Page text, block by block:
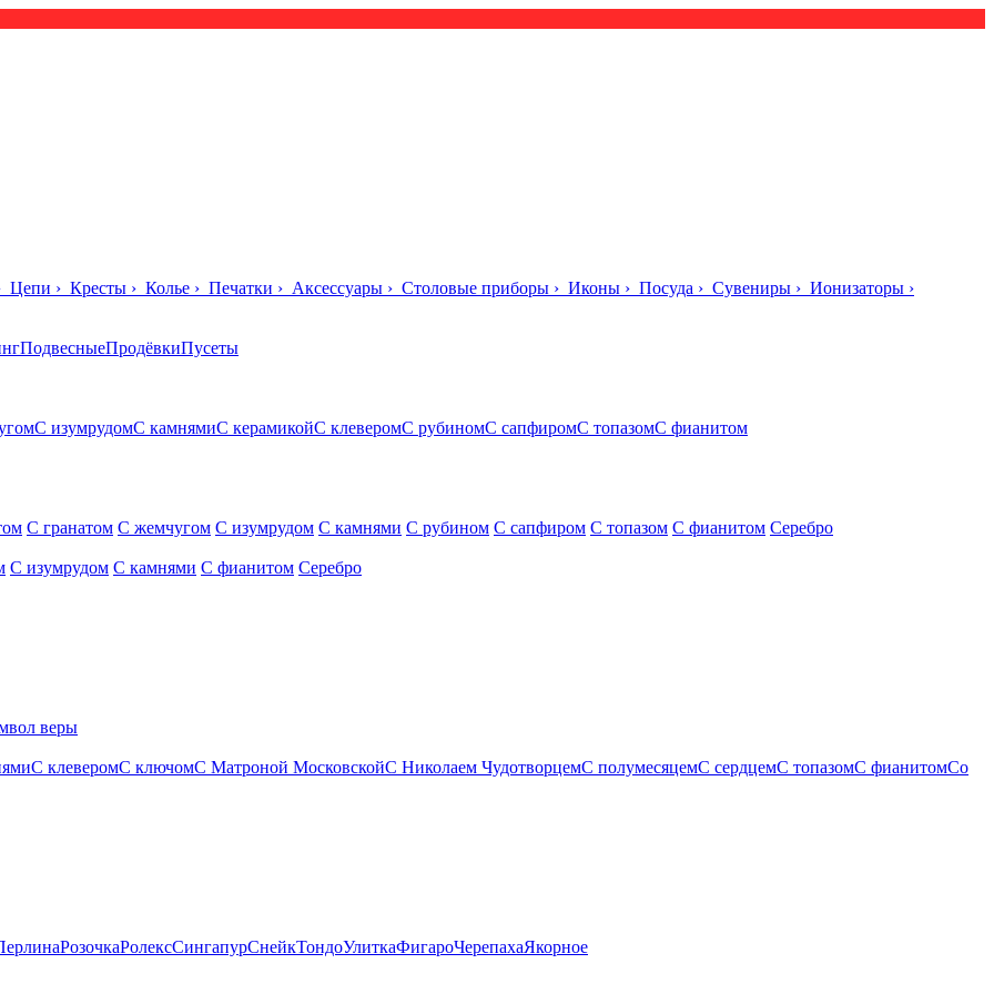
Цепи › Кресты › Колье › Печатки › Аксессуары › Столовые приборы › Иконы › Посуда › Сувениры › Ионизаторы ›
ПодвесныеПродёвкиПусеты
С изумрудомС камнямиС керамикойС клеверомС рубиномС сапфиромС топазомС фианитом
С гранатом С жемчугом С изумрудом С камнями С рубином С сапфиром С топазом С фианитом Серебро
С изумрудом С камнями С фианитом Серебро
веры
С клеверомС ключомС Матроной МосковскойС Николаем ЧудотворцемС полумесяцемС сердцемС топазомС фианитомСо
РозочкаРолексСингапурСнейкТондоУлиткаФигароЧерепахаЯкорное